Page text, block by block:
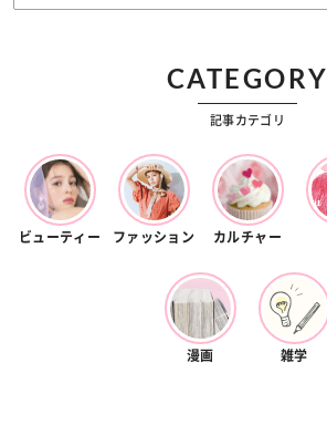
CATEGORY
記事カテゴリ
ビューティー ファッション カルチャー
漫画 雑学